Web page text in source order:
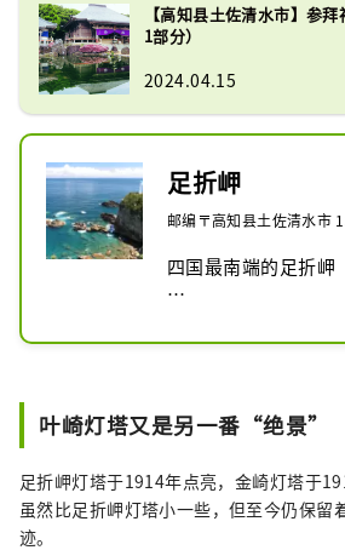
【高知县土佐清水市】参
1部分）
2024.04.15
足折岬
邮编〒高知县土佐清水市
四国最南端的足折岬
地势等。
和强大的海浪。
生重大影响的僧人弘
七大奇迹的同时，欣
叶崎灯塔又是另一番“绝景”
足折岬灯塔于1914年点亮，金崎灯塔于
虽然比足折岬灯塔小一些，但至今仍保留
迹。